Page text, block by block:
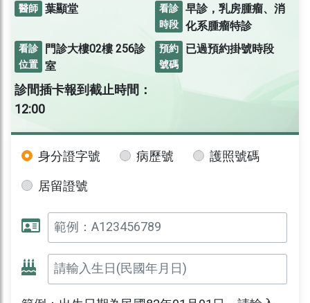
醫師 葉顯堂
看診
時段
早診，乳房腫瘤、消
化系腫瘤特診
看診
位置
門診大樓02樓256診
室
預約
號碼
已過預約掛號時段
診間插卡報到截止時間：
12:00
身分證字號 病歷號
護照號碼
居留證號